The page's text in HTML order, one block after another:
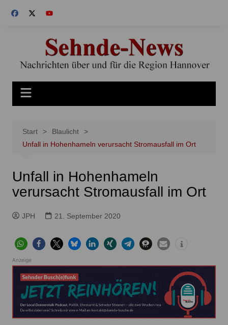
Inhalt
Start
Blaulicht
Unfall in Hohenhameln verursacht Stromausfall im Ort
Unfall in Hohenhameln
verursacht Stromausfall im Ort
JPH 21. September 2020
Anzeige